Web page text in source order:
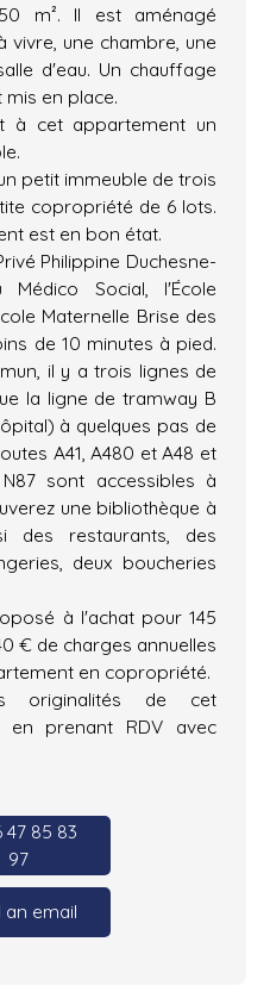
m². Il est aménagé
vivre, une chambre, une
d'eau. Un chauffage
en place.
à cet appartement un
petit immeuble de trois
copropriété de 6 lots.
est en bon état.
Philippine Duchesne-
Social, l'École
Maternelle Brise des
de 10 minutes à pied.
il y a trois lignes de
la ligne de tramway B
à quelques pas de
A41, A480 et A48 et
sont accessibles à
une bibliothèque à
des restaurants, des
deux boucheries
à l'achat pour 145
€ de charges annuelles
en copropriété.
originalités de cet
en prenant RDV avec
47 85 83
97
an email